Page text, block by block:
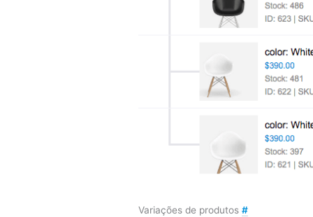
Variações de produtos #